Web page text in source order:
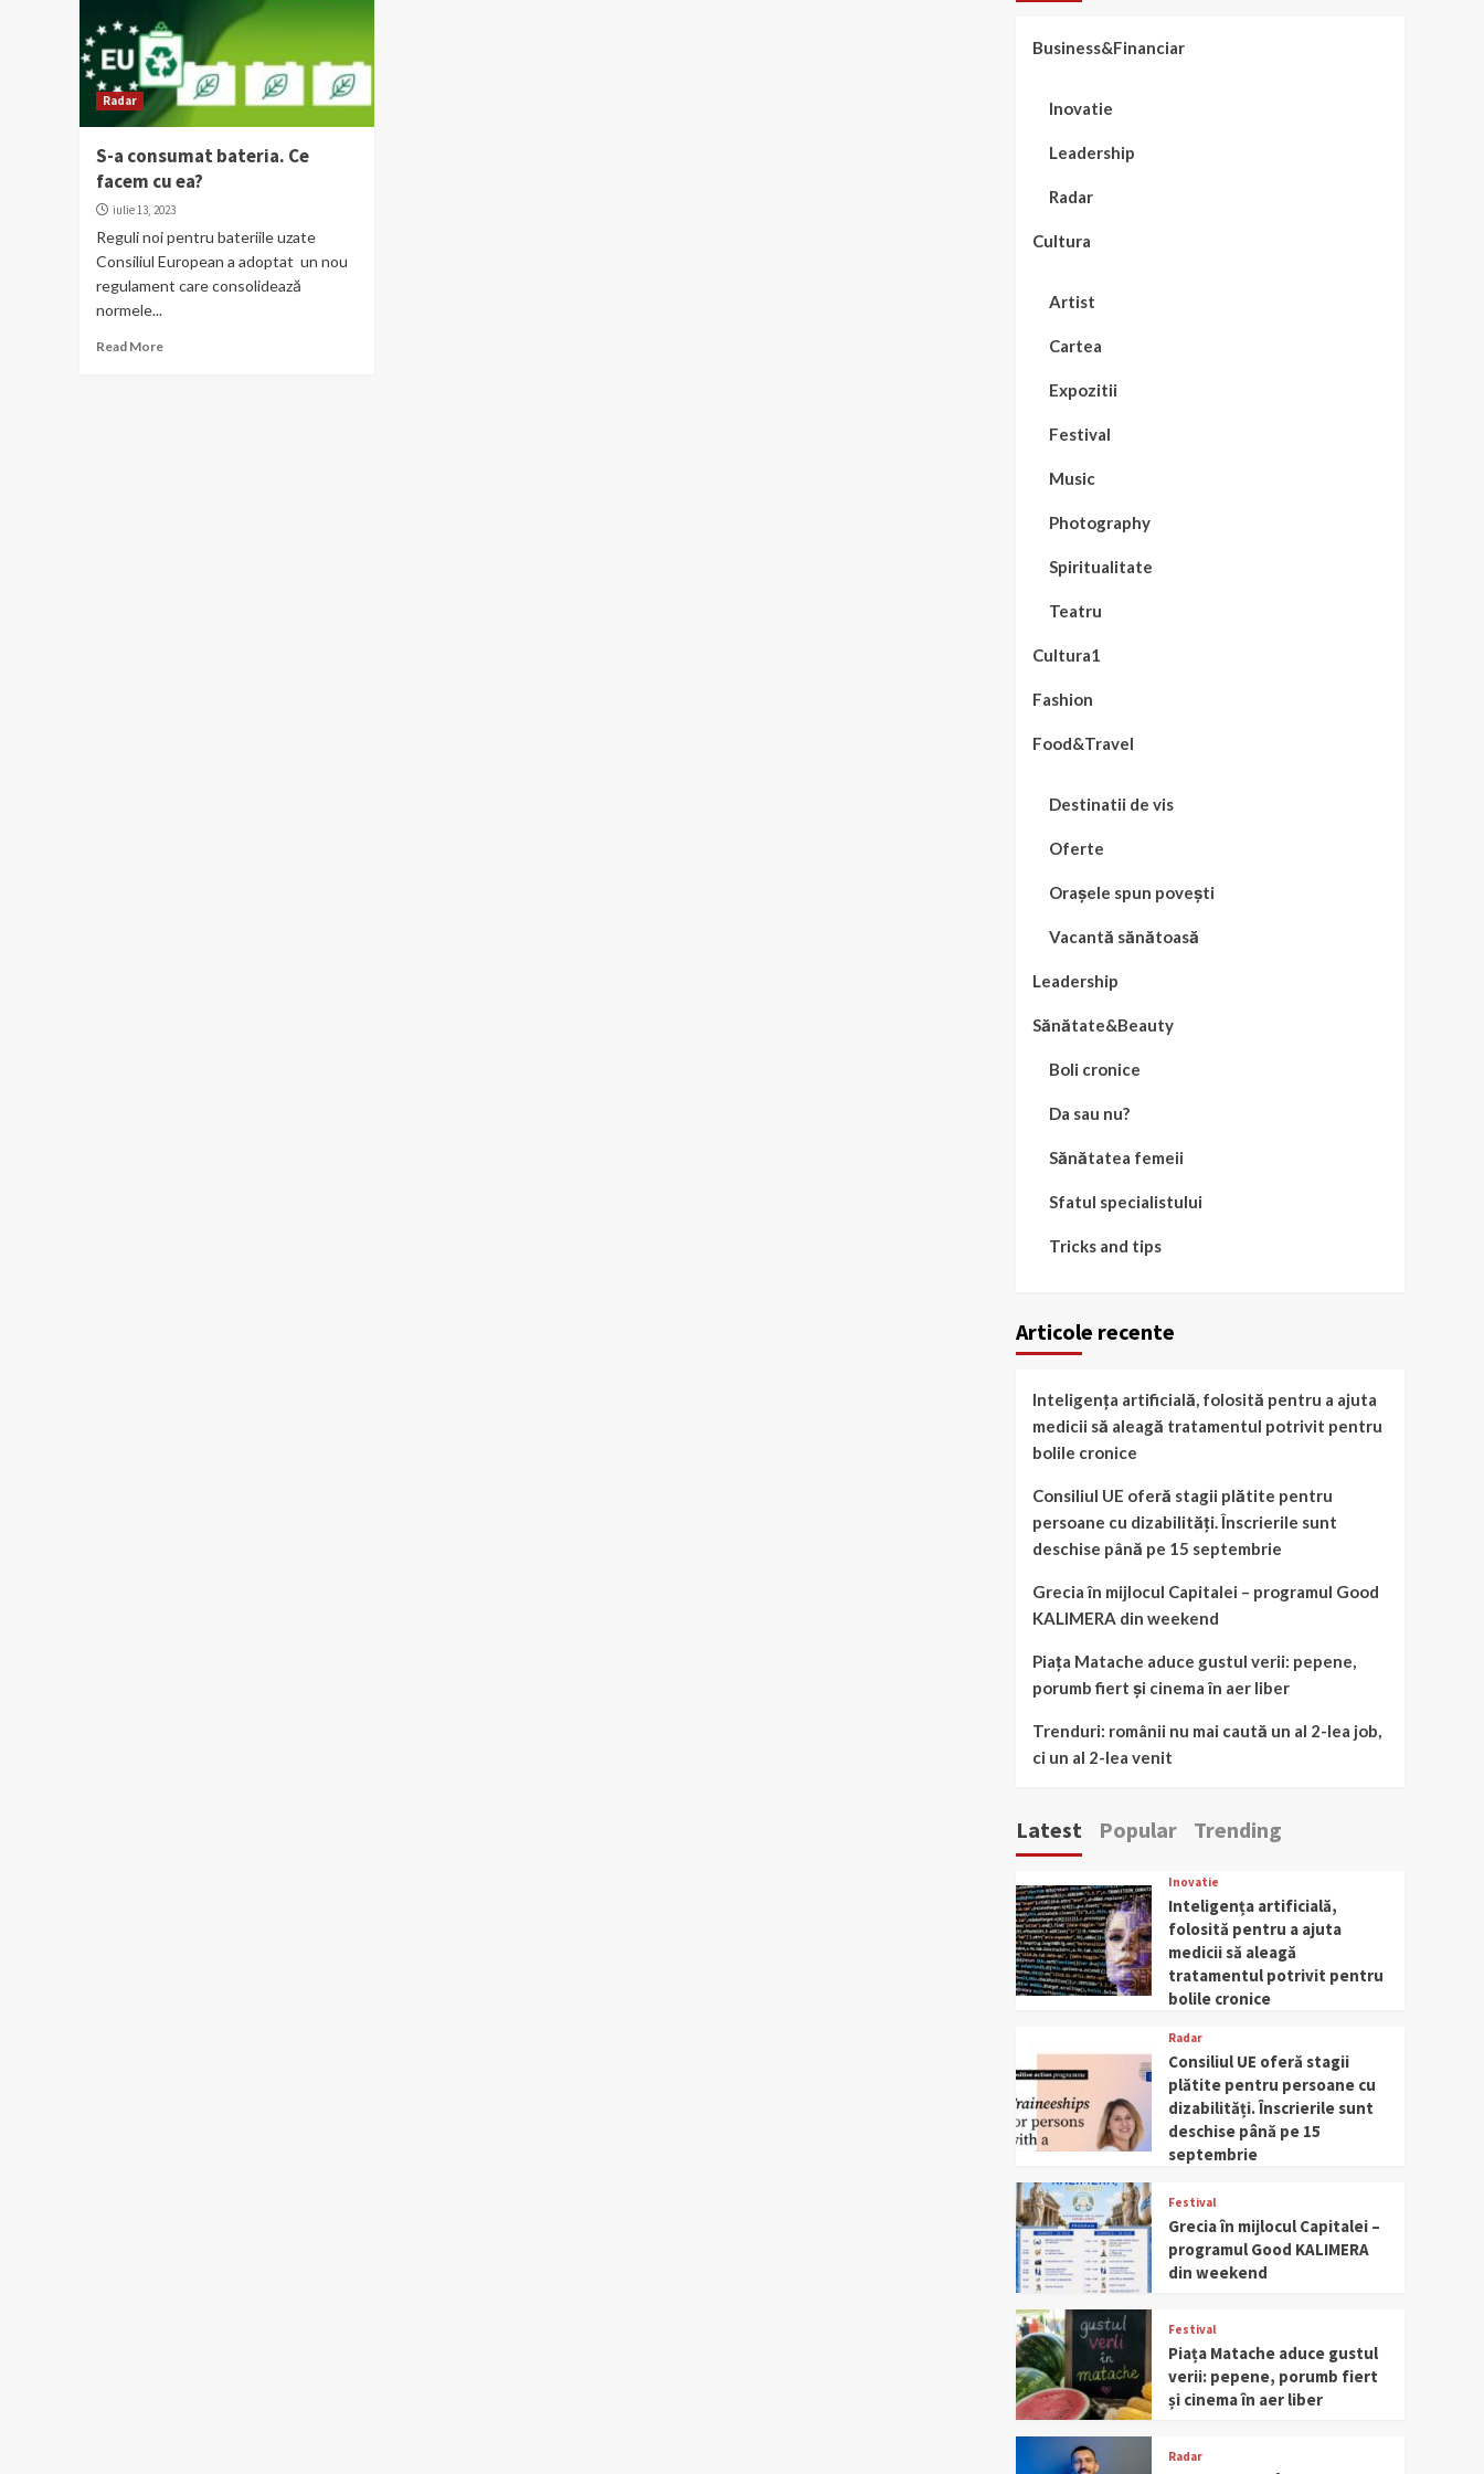
Radar
S-a consumat bateria. Ce
facem cu ea?
iulie 13, 2023
Reguli noi pentru bateriile uzate
Consiliul European a adoptat un nou
regulament care consolidează
normele...
Read More
Business&Financiar
Inovatie
Leadership
Radar
Cultura
Artist
Cartea
Expozitii
Festival
Music
Photography
Spiritualitate
Teatru
Cultura1
Fashion
Food&Travel
Destinatii de vis
Oferte
Orașele spun povești
Vacantă sănătoasă
Leadership
Sănătate&Beauty
Boli cronice
Da sau nu?
Sănătatea femeii
Sfatul specialistului
Tricks and tips
Articole recente
Inteligența artificială, folosită pentru a ajuta
medicii să aleagă tratamentul potrivit pentru
bolile cronice
Consiliul UE oferă stagii plătite pentru
persoane cu dizabilități. Înscrierile sunt
deschise până pe 15 septembrie
Grecia în mijlocul Capitalei – programul Good
KALIMERA din weekend
Piața Matache aduce gustul verii: pepene,
porumb fiert și cinema în aer liber
Trenduri: românii nu mai caută un al 2-lea job,
ci un al 2-lea venit
Latest Popular Trending
Inovatie
Inteligența artificială,
folosită pentru a ajuta
medicii să aleagă
tratamentul potrivit pentru
bolile cronice
Radar
Consiliul UE oferă stagii
plătite pentru persoane cu
dizabilități. Înscrierile sunt
deschise până pe 15
septembrie
Festival
Grecia în mijlocul Capitalei –
programul Good KALIMERA
din weekend
Festival
Piața Matache aduce gustul
verii: pepene, porumb fiert
și cinema în aer liber
Radar